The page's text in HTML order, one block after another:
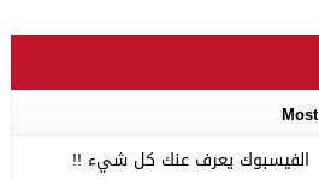
الفيسبوك يعرف عنك كل شيء !!